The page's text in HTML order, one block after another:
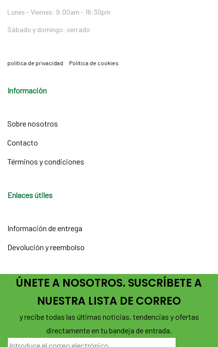
Lunes - Viernes: 9:00am - 16:30pm
Sábado y domingo: cerrado
política de privacidad Política de cookies
Información
Sobre nosotros
Contacto
Términos y condiciones
Enlaces útiles
Información de entrega
Devolución y reembolso
ÚNETE A NOSOTROS. SUSCRÍBETE A
NUESTRA LISTA DE CORREO
y recibe todas las últimas noticias, tendencias y ofertas
directamente en tu bandeja de entrada.